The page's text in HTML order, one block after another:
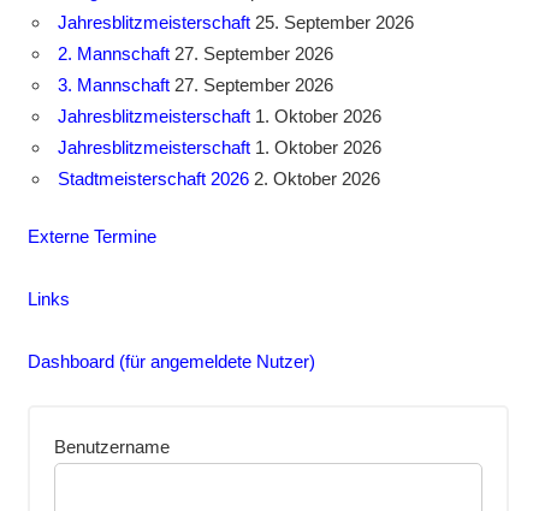
Jahresblitzmeisterschaft 25. September 2026
2. Mannschaft 27. September 2026
3. Mannschaft 27. September 2026
Jahresblitzmeisterschaft 1. Oktober 2026
Jahresblitzmeisterschaft 1. Oktober 2026
Stadtmeisterschaft 2026 2. Oktober 2026
Externe Termine
Links
Dashboard (für angemeldete Nutzer)
Benutzername